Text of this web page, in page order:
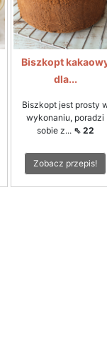
Biszkopt
dla...
Biszkopt jest prosty
wykonaniu, poradzi
sobie z... ⇖ 22
Zobacz przepis!